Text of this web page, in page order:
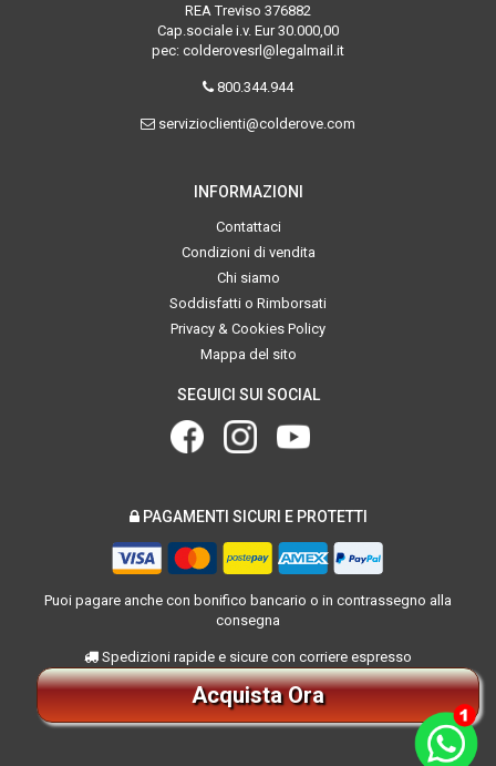
REA Treviso 376882
Cap.sociale i.v. Eur 30.000,00
pec: colderovesrl@legalmail.it
800.344.944
servizioclienti@colderove.com
INFORMAZIONI
Contattaci
Condizioni di vendita
Chi siamo
Soddisfatti o Rimborsati
Privacy & Cookies Policy
Mappa del sito
SEGUICI SUI SOCIAL
PAGAMENTI SICURI E PROTETTI
Puoi pagare anche con bonifico bancario o in contrassegno alla
consegna
Spedizioni rapide e sicure con corriere espresso
Acquista Ora